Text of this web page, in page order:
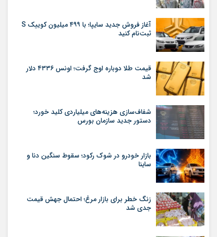
آغاز فروش جدید سایپا؛ با ۴۹۹ میلیون کوییک S
ثبت‌نام کنید
قیمت طلا دوباره اوج گرفت؛ اونس ۴۳۳۶ دلار
شد
شفاف‌سازی هزینه‌های میلیاردی کلید خورد؛
دستور جدید سازمان بورس
بازار خودرو در شوک رکود؛ سقوط سنگین دنا و
ساینا
زنگ خطر برای بازار مرغ؛ احتمال جهش قیمت
جدی شد